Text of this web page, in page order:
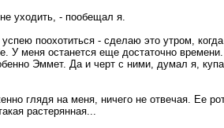
уходить, - пообещал я.
поохотиться - сделаю это утром,
У меня останется еще достаточно
Эммет. Да и черт с ними, думал я,
глядя на меня, ничего не отвечая. Ее
растерянная...